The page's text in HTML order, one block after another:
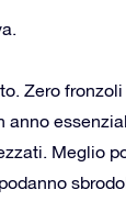
Zero
anno
Meglio